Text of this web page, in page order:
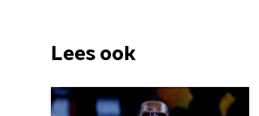
Lees ook